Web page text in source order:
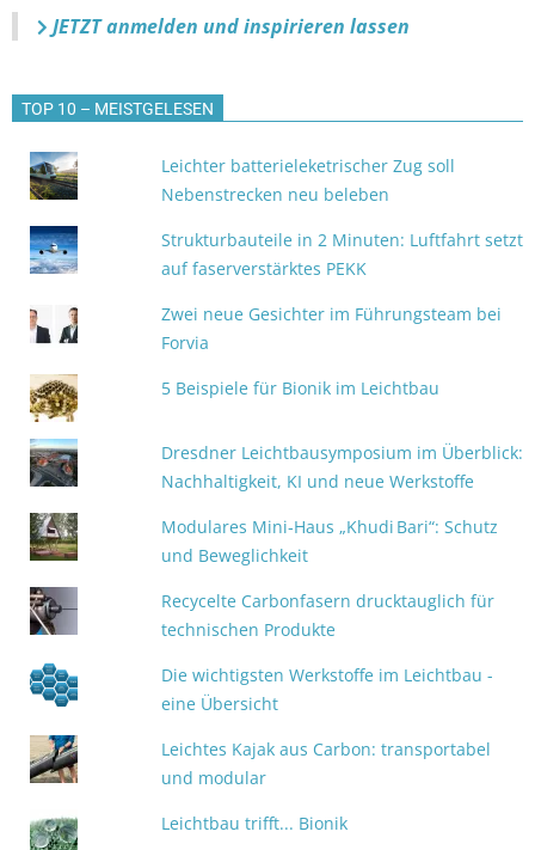
JETZT anmelden und inspirieren lassen
TOP 10 – MEISTGELESEN
Leichter batterieleketrischer Zug soll
Nebenstrecken neu beleben
Strukturbauteile in 2 Minuten: Luftfahrt setzt
auf faserverstärktes PEKK
Zwei neue Gesichter im Führungsteam bei
Forvia
5 Beispiele für Bionik im Leichtbau
Dresdner Leichtbausymposium im Überblick:
Nachhaltigkeit, KI und neue Werkstoffe
Modulares Mini‑Haus „Khudi Bari“: Schutz
und Beweglichkeit
Recycelte Carbonfasern drucktauglich für
technischen Produkte
Die wichtigsten Werkstoffe im Leichtbau -
eine Übersicht
Leichtes Kajak aus Carbon: transportabel
und modular
Leichtbau trifft... Bionik